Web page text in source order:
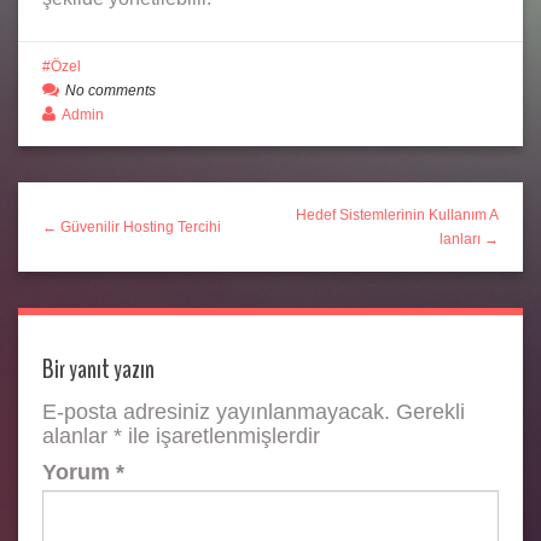
Özel
No comments
Admin
← Güvenilir Hosting Tercihi
Hedef Sistemlerinin Kullanım A
lanları →
Bir yanıt yazın
E-posta adresiniz yayınlanmayacak. Gerekli
alanlar * ile işaretlenmişlerdir
Yorum *